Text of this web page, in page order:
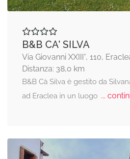
B&B CA' SILVA
Via Giovanni XXIII°, 110,
Distanza: 38,0 km
B&B Cà Silva è gestito da
ad Eraclea in un luogo...